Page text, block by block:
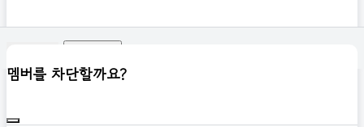
멤버를 차단할까요?